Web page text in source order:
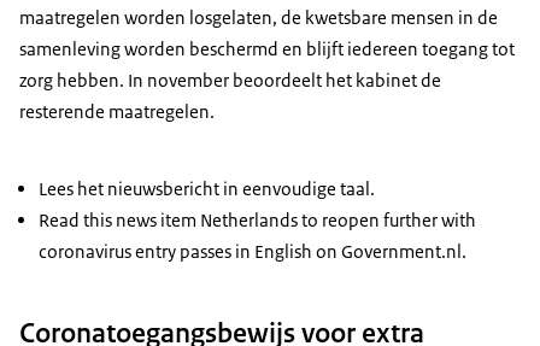
maatregelen worden losgelaten, de kwetsbare mensen in de
samenleving worden beschermd en blijft iedereen toegang tot
zorg hebben. In november beoordeelt het kabinet de
resterende maatregelen.
Lees het nieuwsbericht in eenvoudige taal.
Read this news item Netherlands to reopen further with
coronavirus entry passes in English on Government.nl.
Coronatoegangsbewijs voor extra